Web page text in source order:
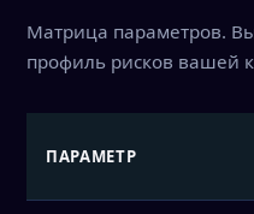
Матрица параметров.
профиль рисков вашей
ПАРАМЕТР